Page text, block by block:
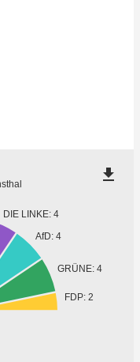
DIE LINKE: 4
AfD: 4
GRÜNE: 4
FDP: 2
file_download